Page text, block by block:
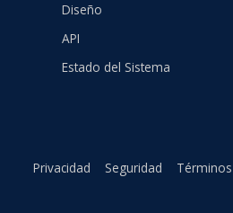
Diseño
API
Estado del Sistema
Privacidad Seguridad Términos